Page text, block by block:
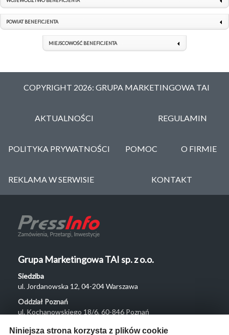
POWIAT BENEFICJENTA
MIEJSCOWOŚĆ BENEFICJENTA
COPYRIGHT 2026: GRUPA MARKETINGOWA TAI
AKTUALNOŚCI REGULAMIN
POLITYKA PRYWATNOŚCI POMOC O FIRMIE
REKLAMA W SERWISIE KONTAKT
Grupa Marketingowa TAI sp. z o.o.
Siedziba
ul. Jordanowska 12, 04-204 Warszawa
Oddział Poznań
ul. Kochanowskiego 18/6, 60-846 Poznań
Menu
Niniejsza strona korzysta z plików cookie